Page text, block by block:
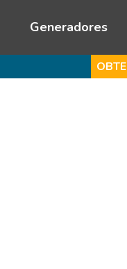
Generadores